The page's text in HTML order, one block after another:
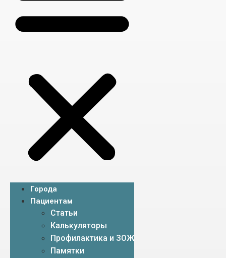
Города
Пациентам
Статьи
Калькуляторы
Профилактика и ЗОЖ
Памятки